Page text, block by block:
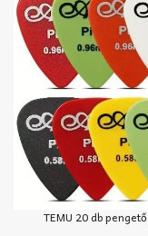
TEMU 20 db